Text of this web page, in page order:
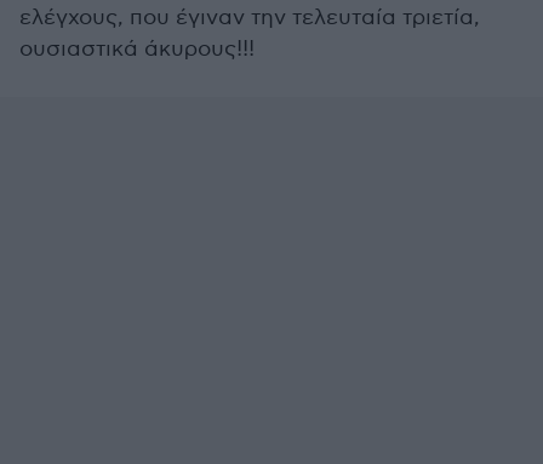
ελέγχους, που έγιναν την τελευταία τριετία,
ουσιαστικά άκυρους!!!